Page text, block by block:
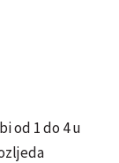
od 1 do 4 u